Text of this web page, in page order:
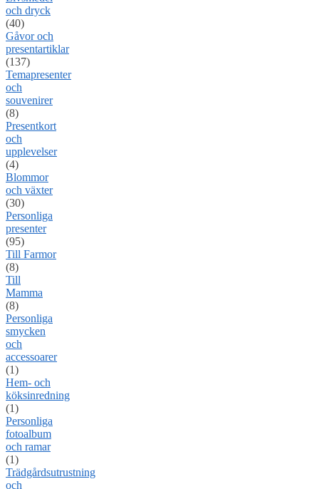
och dryck
(40)
Gåvor och
presentartiklar
(137)
Temapresenter
och
souvenirer
(8)
Presentkort
och
upplevelser
(4)
Blommor
och växter
(30)
Personliga
presenter
(95)
Till Farmor
(8)
Till
Mamma
(8)
Personliga
smycken
och
accessoarer
(1)
Hem- och
köksinredning
(1)
Personliga
fotoalbum
och ramar
(1)
Trädgårdsutrustning
och